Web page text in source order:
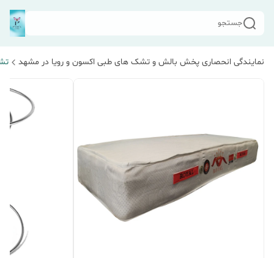
جستجو
نمایندگی انحصاری پخش بالش و تشک های طبی اکسون و رویا در مشهد